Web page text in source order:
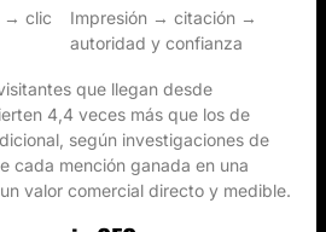
→ clic
Impresión → citación →
autoridad y confianza
que llegan desde
4,4 veces más que los de
según investigaciones de
cada mención ganada en una
valor comercial directo y medible.